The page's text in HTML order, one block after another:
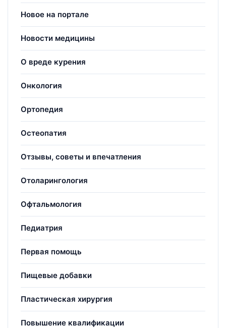
Новое на портале
Новости медицины
О вреде курения
Онкология
Ортопедия
Остеопатия
Отзывы, советы и впечатления
Отоларингология
Офтальмология
Педиатрия
Первая помощь
Пищевые добавки
Пластическая хирургия
Повышение квалификации